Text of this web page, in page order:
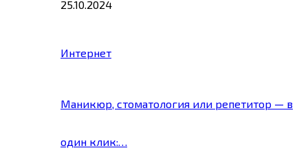
25.10.2024
Интернет
Маникюр, стоматология или репетитор — в
один клик:…